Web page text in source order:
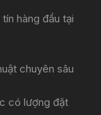
hàng đầu tại
chuyên sâu
có lượng đặt